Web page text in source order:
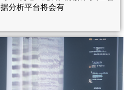
分析平台将会有